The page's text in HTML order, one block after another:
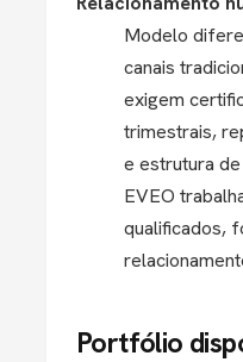
Modelo
canais
exigem
trimestrais,
e estrutura
EVEO
qualificados,
Portfólio